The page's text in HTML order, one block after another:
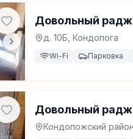
Довольный
д. 10Б, Кондопога
Wi-Fi Парковка
Довольный
Кондопожский